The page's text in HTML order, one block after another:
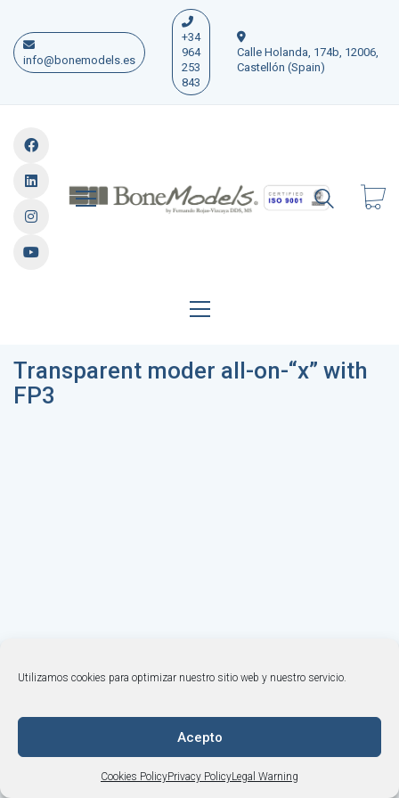
Utilizamos cookies para optimizar nuestro sitio web y nuestro servicio.
Acepto
Cookies PolicyPrivacy PolicyLegal Warning
info@bonemodels.es
+34
964
253
843
Calle Holanda, 174b, 12006,
Castellón (Spain)
Transparent moder all-on-“x” with
FP3
© BONEMODELS |Legal Warning·Privacy Policy·
info@bonemodels.es